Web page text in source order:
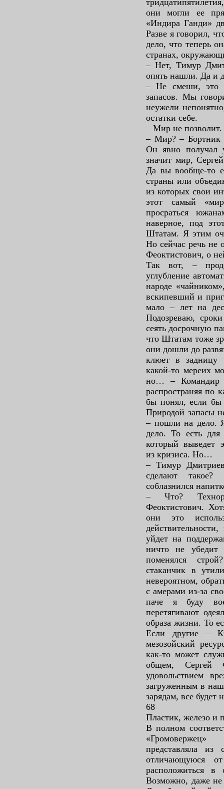
они могли ее
«Индира Ганди»
Разве я говорил,
дело, что теперь
странах,
– Нет, Тимур
опять нашли. Да и
– Не смеши, это
запасов. Мы
неужели
остатки себе.
– Мир не позволит.
– Мир? – Бортник
Он явно получал
значит мир,
Да вы вообще-то
страны или
из которых свои
этот самый
просраться
наверное, под
Штатам. Я этим
Но сейчас речь не
Феоктистович, о
Так вот, –
углубление
народе
вскипевший и
мало – лет на
Подозреваю,
сеять досрочную
что Штатам тоже
они дошли до
клюет в задницу
какой-то мереих
но… – Командир
распространяя по
бы понял, если
Природой запасы
– пошли на дело.
дело. То есть для
который выведет
из кризиса. Но…
– Тимур
сделают
соблазнился
– Что?
Феоктистович.
они это
уйдет на
ничто не
поменялся
стаканчик в
невероятном,
с амерами из-за
паче я буду
перетягивают
образа жизни. То
Если другие –
мезозойский
как-то может
общем, Сергей
удовольствием
загруженным в
зарядам, все будет
68
Пластик, железо и
В полном
представляла
отличающуюся
расположиться
Возможно, даже